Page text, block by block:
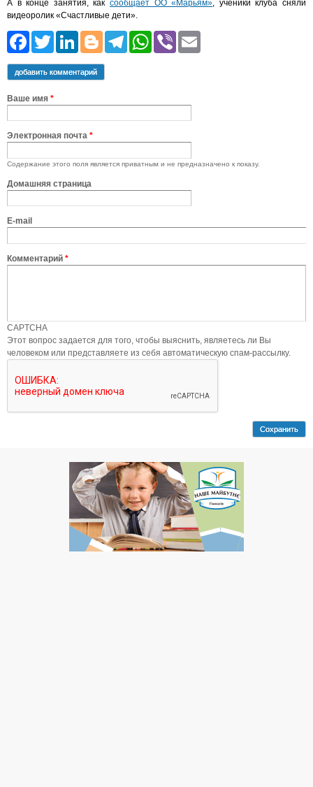
А в конце занятия, как сообщает ОО «Марьям», ученики клуба сняли
видеоролик «Счастливые дети».
Facebook
Twitter
LinkedIn
Blogger
Telegram
WhatsApp
Viber
добавить комментарий
Ваше имя *
Электронная почта *
Содержание этого поля является приватным и не предназначено к показу.
Домашняя страница
E-mail
Комментарий *
CAPTCHA
Этот вопрос задается для того, чтобы выяснить, являетесь ли Вы
человеком или представляете из себя автоматическую спам-рассылку.